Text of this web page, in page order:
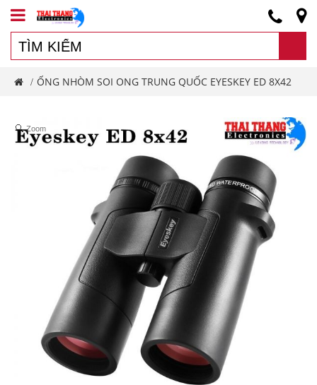
/ ỐNG NHÒM SOI ONG TRUNG QUỐC EYESKEY ED 8X42
Zoom